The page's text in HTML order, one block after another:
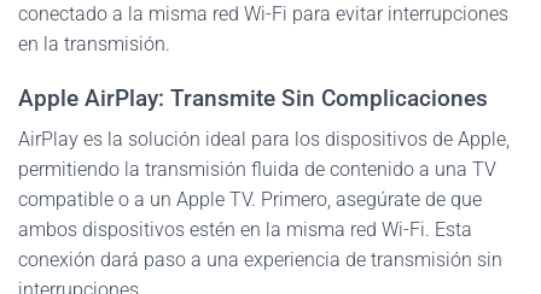
conectado a la misma red Wi-Fi para evitar interrupciones
en la transmisión.
Apple AirPlay: Transmite Sin Complicaciones
AirPlay es la solución ideal para los dispositivos de Apple,
permitiendo la transmisión fluida de contenido a una TV
compatible o a un Apple TV. Primero, asegúrate de que
ambos dispositivos estén en la misma red Wi-Fi. Esta
conexión dará paso a una experiencia de transmisión sin